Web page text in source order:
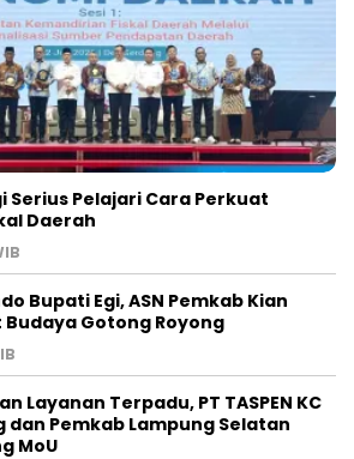
Serius Pelajari Cara Perkuat
Daerah
Bupati Egi, ASN Pemkab Kian
Gotong Royong
Layanan Terpadu, PT TASPEN KC
dan Pemkab Lampung Selatan
MoU